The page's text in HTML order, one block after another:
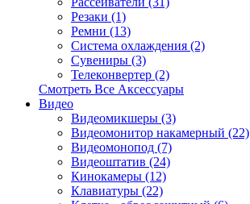
Резаки (1)
Ремни (13)
Система охлаждения (2)
Сувениры (3)
Телеконвертер (2)
Смотреть Все Аксессуары
Видео
Видеомикшеры (3)
Видеомонитор накамерный (22)
Видеомонопод (7)
Видеоштатив (24)
Кинокамеры (12)
Клавиатуры (22)